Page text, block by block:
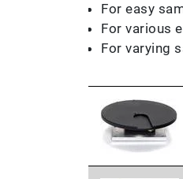
For easy
For various
For varying